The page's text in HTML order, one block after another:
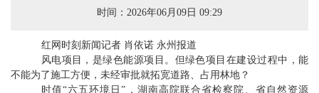
时间：2026年06月09日 09:29
红网时刻新闻记者 肖依诺 永州报道
风电项目，是绿色能源项目。但绿色项目在建设过程中，能
不能为了施工方便，未经审批就拓宽道路、占用林地？
时值“六五环境日”，湖南高院联合省检察院、省自然资源